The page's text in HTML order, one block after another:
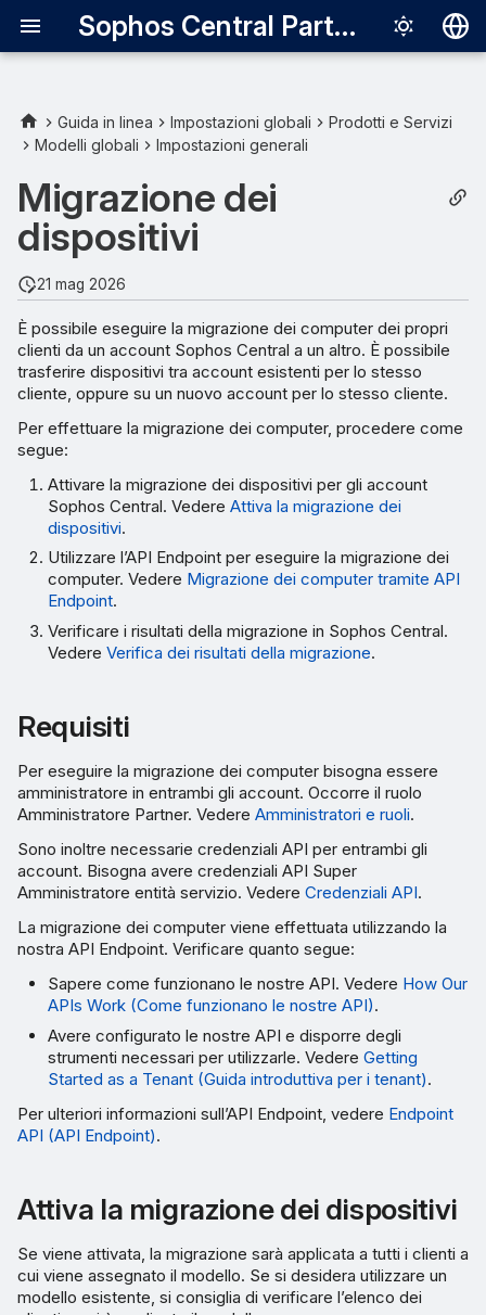
Sophos Central Partner
English
Português
中文（繁體）
Requisiti
Attiva la migrazione dei
dispositivi
Migrazione dei computer
tramite API Endpoint
Verifica dei risultati della
migrazione
Guida in linea Impostazioni globali
Prodotti e Servizi
Modelli globali
Impostazioni generali
Migrazione dei
dispositivi
21 mag 2026
È possibile eseguire la migrazione dei computer dei propri
clienti da un account Sophos Central a un altro. È possibile
trasferire dispositivi tra account esistenti per lo stesso
cliente, oppure su un nuovo account per lo stesso cliente.
Per effettuare la migrazione dei computer, procedere come
segue:
Attivare la migrazione dei dispositivi per gli account
Sophos Central. VedereAttiva la migrazione dei
dispositivi.
Utilizzare l’API Endpoint per eseguire la migrazione dei
computer. Vedere Migrazione dei computer tramite API
Endpoint.
Verificare i risultati della migrazione in Sophos Central.
VedereVerifica dei risultati della migrazione.
Requisiti
Per eseguire la migrazione dei computer bisogna essere
amministratore in entrambi gli account. Occorre il ruolo
Amministratore Partner. Vedere Amministratori e ruoli.
Sono inoltre necessarie credenziali API per entrambi gli
account. Bisogna avere credenziali API Super
Amministratore entità servizio. Vedere Credenziali API.
La migrazione dei computer viene effettuata utilizzando la
nostra API Endpoint. Verificare quanto segue:
Sapere come funzionano le nostre API. Vedere How Our
APIs Work (Come funzionano le nostre API).
Avere configurato le nostre API e disporre degli
strumenti necessari per utilizzarle. VedereGetting
Started as a Tenant (Guida introduttiva per i tenant).
Per ulteriori informazioni sull’API Endpoint, vedere Endpoint
API (API Endpoint).
Attiva la migrazione dei dispositivi
Se viene attivata, la migrazione sarà applicata a tutti i clienti a
cui viene assegnato il modello. Se si desidera utilizzare un
modello esistente, si consiglia di verificare l’elenco dei